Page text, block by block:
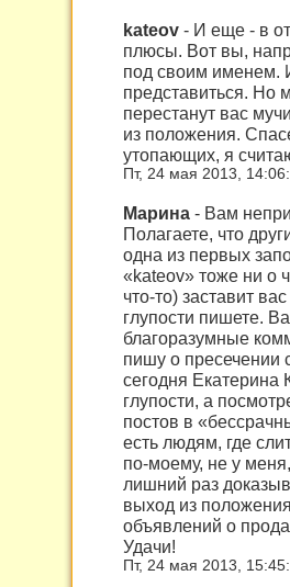
kateov - И еще - в
плюсы. Вот вы,
под своим именем.
представиться. Но
перестанут вас
из положения.
утопающих, я
Пт, 24 мая 2013,
Марина - Вам
Полагаете, что
одна из первых
«kateov» тоже ни о
что-то) заставит
глупости пишете.
благоразумные
пишу о пресечении
сегодня Екатерина
глупости, а
постов в
есть людям, где
по-моему, не у
лишний раз
выход из
объявлений о
Удачи!
Пт, 24 мая 2013,